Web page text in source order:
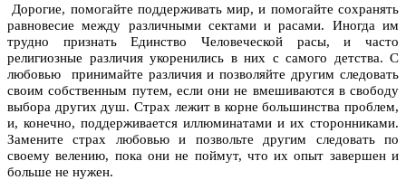
Дорогие, помогайте поддерживать мир, и помогайте сохранять
равновесие между различными сектами и расами. Иногда им
трудно признать Единство Человеческой расы, и часто
религиозные различия укоренились в них с самого детства. С
любовью принимайте различия и позволяйте другим следовать
своим собственным путем, если они не вмешиваются в свободу
выбора других душ. Страх лежит в корне большинства проблем,
и, конечно, поддерживается иллюминатами и их сторонниками.
Замените страх любовью и позвольте другим следовать по
своему велению, пока они не поймут, что их опыт завершен и
больше не нужен.